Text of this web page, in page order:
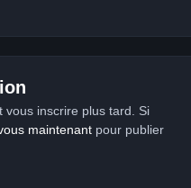
vous inscrire plus tard. Si
maintenantpour publier